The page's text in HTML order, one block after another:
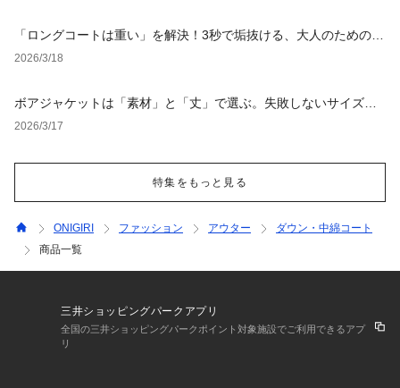
「ロングコートは重い」を解決！3秒で垢抜ける、大人のための
「軽やか見え」着こなし術
2026/3/18
ボアジャケットは「素材」と「丈」で選ぶ。失敗しないサイズ選
びと鉄板レイヤード術を徹底解説【レディース・メンズ】
2026/3/17
特集をもっと見る
ONIGIRI ファッション アウター
ダウン・中綿コート
商品一覧
三井ショッピングパークアプリ
全国の三井ショッピングパークポイント対象施設でご利用できるアプ
リ